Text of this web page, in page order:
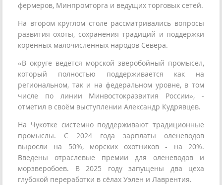
фермеров, Минпромторга и ведущих торговых сетей.
На втором круглом столе рассматривались вопросы
развития охоты, сохранения традиций и поддержки
коренных малочисленных народов Севера.
«В округе ведётся морской зверобойный промысел,
который полностью поддерживается как на
региональном, так и на федеральном уровне, в том
числе по линии Минвостокразвития России», -
отметил в своём выступлении Александр Кудрявцев.
На Чукотке системно поддерживают традиционные
промыслы. С 2024 года зарплаты оленеводов
выросли на 50%, морских охотников - на 20%.
Введены отраслевые премии для оленеводов и
морзверобоев. В 2025 году запущены два цеха
глубокой переработки в сёлах Уэлен и Лаврентия.